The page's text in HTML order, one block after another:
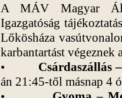
A MÁV Magyar
Igazgatóság
Lőkösháza
karbantartást végeznek
• Csárdaszállás
án 21:45-től másnap 4